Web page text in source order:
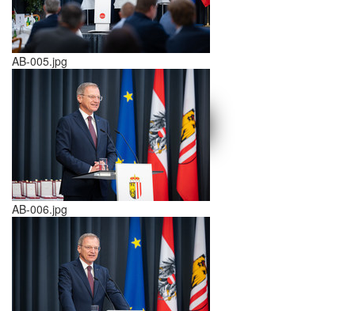
schließen X
<<
>>
AB-005.jpg
AB-006.jpg